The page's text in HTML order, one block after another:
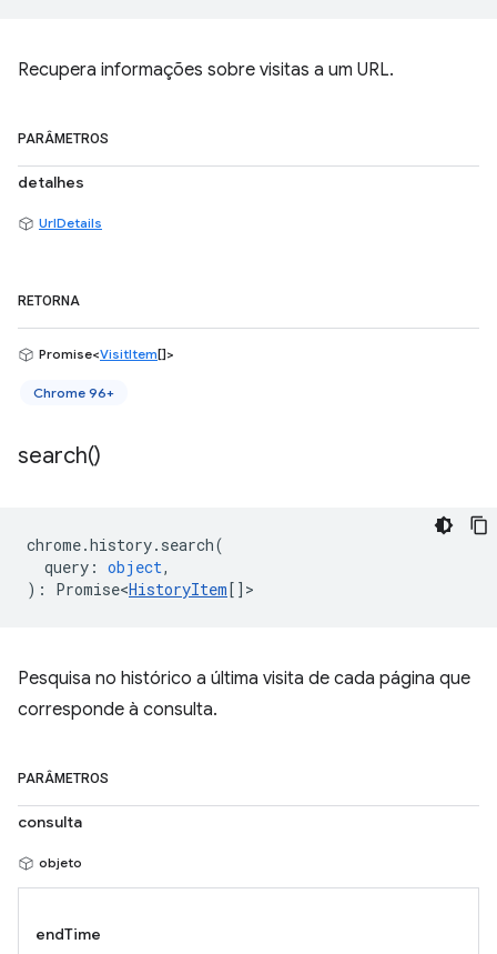
Recupera informações sobre visitas a um URL.
PARÂMETROS
detalhes
UrlDetails
RETORNA
Promise<VisitItem[]>
Chrome 96+
search()
chrome.history. search(
query : object,
) : Promise<HistoryItem[] >
Pesquisa no histórico a última visita de cada página que
corresponde à consulta.
PARÂMETROS
consulta
objeto
endTime